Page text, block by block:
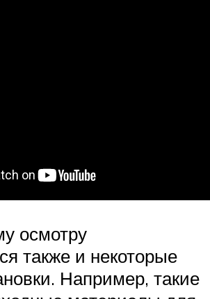
осмотру
также и некоторые
Например, такие